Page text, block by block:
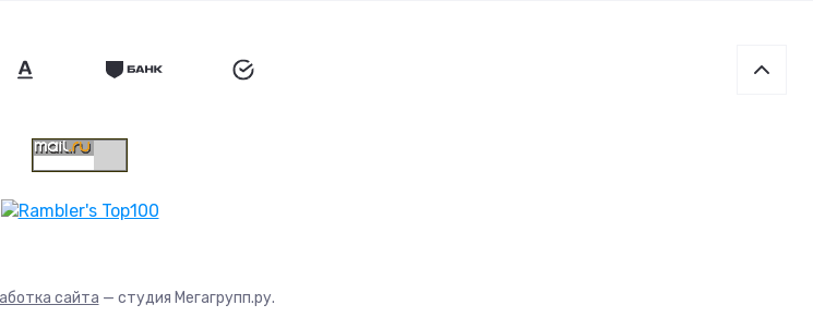
сайта — студия Мегагрупп.ру.